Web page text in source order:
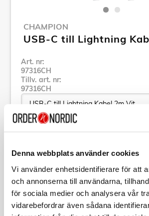
Denna webbplats använder cookies
Vi använder enhetsidentifierare för att
och annonserna till användarna,
för sociala medier och analysera vår
vidarebefordrar även sådana
CHAMPION
USB-C till Lightning
Art. nr:
97316CH
Tillv. art. nr:
97316CH
Specifikation
Beskrivning